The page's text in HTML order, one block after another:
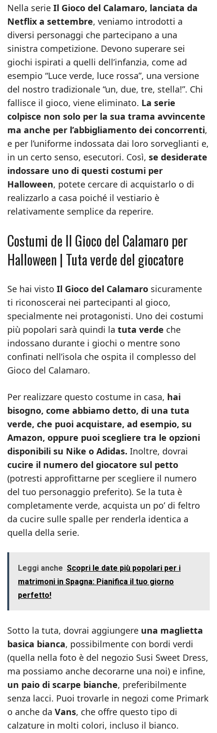
Nella serie Il Gioco del Calamaro, lanciata da
Netflix a settembre, veniamo introdotti a
diversi personaggi che partecipano a una
sinistra competizione. Devono superare sei
giochi ispirati a quelli dell’infanzia, come ad
esempio “Luce verde, luce rossa”, una versione
del nostro tradizionale “un, due, tre, stella!”. Chi
fallisce il gioco, viene eliminato. La serie
colpisce non solo per la sua trama avvincente
ma anche per l’abbigliamento dei concorrenti,
e per l’uniforme indossata dai loro sorveglianti e,
in un certo senso, esecutori. Così, se desiderate
indossare uno di questi costumi per
Halloween, potete cercare di acquistarlo o di
realizzarlo a casa poiché il vestiario è
relativamente semplice da reperire.
Costumi de Il Gioco del Calamaro per
Halloween | Tuta verde del giocatore
Se hai visto Il Gioco del Calamaro sicuramente
ti riconoscerai nei partecipanti al gioco,
specialmente nei protagonisti. Uno dei costumi
più popolari sarà quindi la tuta verde che
indossano durante i giochi o mentre sono
confinati nell’isola che ospita il complesso del
Gioco del Calamaro.
Per realizzare questo costume in casa, hai
bisogno, come abbiamo detto, di una tuta
verde, che puoi acquistare, ad esempio, su
Amazon, oppure puoi scegliere tra le opzioni
disponibili su Nike o Adidas. Inoltre, dovrai
cucire il numero del giocatore sul petto
(potresti approfittarne per scegliere il numero
del tuo personaggio preferito). Se la tuta è
completamente verde, acquista un po’ di feltro
da cucire sulle spalle per renderla identica a
quella della serie.
Leggi anche Scopri le date più popolari per i
matrimoni in Spagna: Pianifica il tuo giorno
perfetto!
Sotto la tuta, dovrai aggiungere una maglietta
basica bianca, possibilmente con bordi verdi
(quella nella foto è del negozio Susi Sweet Dress,
ma possiamo anche decorarne una noi) e infine,
un paio di scarpe bianche, preferibilmente
senza lacci. Puoi trovarle in negozi come Primark
o anche da Vans, che offre questo tipo di
calzature in molti colori, incluso il bianco.